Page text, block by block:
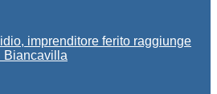
imprenditore ferito raggiunge
Biancavilla